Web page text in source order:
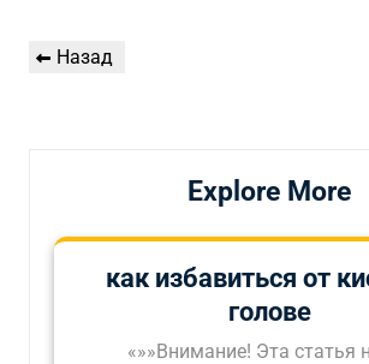
по
Предыдущая
Назад
Explore More
как избавиться от
голове
«»»Внимание! Эта статья